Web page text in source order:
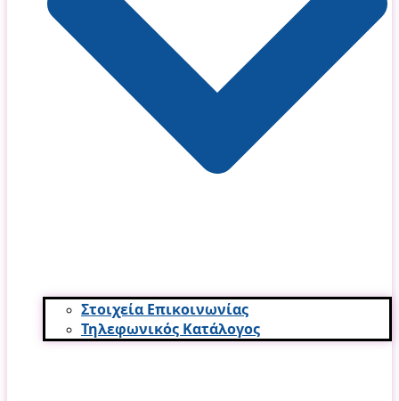
Στοιχεία Επικοινωνίας
Τηλεφωνικός Κατάλογος